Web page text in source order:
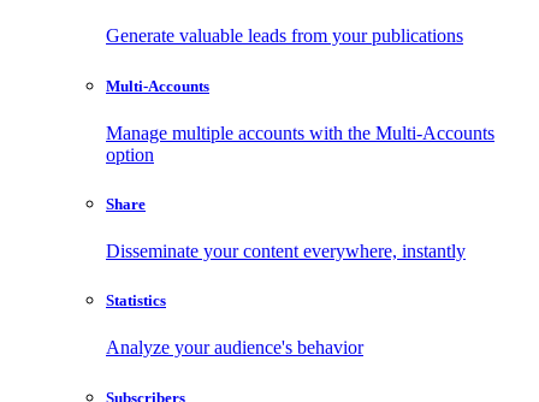
Generate valuable leads from your publications
Multi-Accounts
Manage multiple accounts with the Multi-Accounts
option
Share
Disseminate your content everywhere, instantly
Statistics
Analyze your audience's behavior
Subscribers